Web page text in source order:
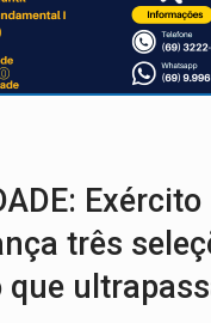
Após quase 30 anos
Coreografia de Rondônia estreia na
Exército
três